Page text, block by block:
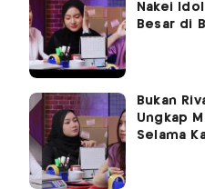
Nakei
Besar di
Bukan
Ungkap
Selama